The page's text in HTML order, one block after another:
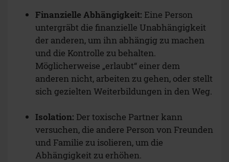
Finanzielle Abhängigkeit: Eine Person
untergräbt die finanzielle Unabhängigkeit
der anderen, um ihn abhängig zu machen
und die Kontrolle zu behalten.
Möglicherweise „erlaubt“ einer dem
anderen nicht, arbeiten zu gehen, oder stellt
sich gezielten Weiterbildungen in den Weg.
Isolation: Der toxische Partner kann
versuchen, die andere Person von Freunden
und Familie zu isolieren, um die
Abhängigkeit zu erhöhen.